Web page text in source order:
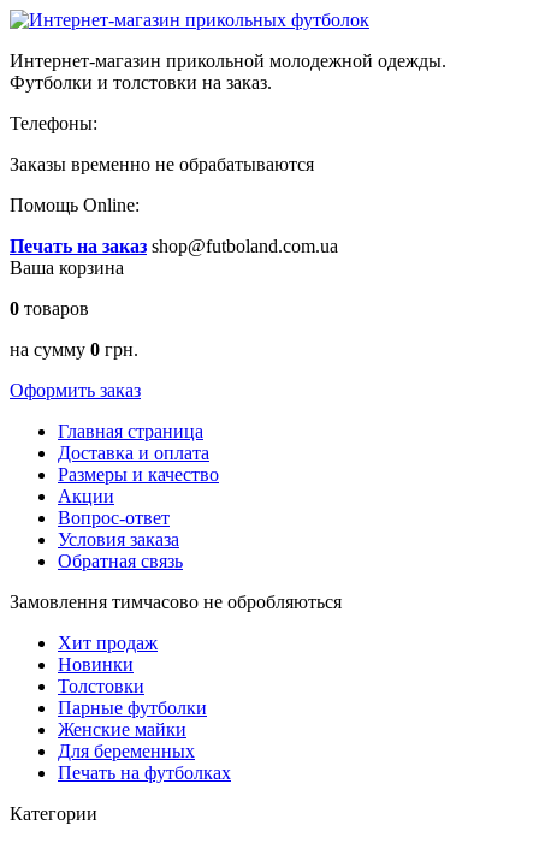
Интернет-магазин прикольной молодежной одежды.
Футболки и толстовки на заказ.
Телефоны:
Заказы временно не обрабатываются
Помощь Online:
Печать на заказ shop@futboland.com.ua
Ваша корзина
0 товаров
на сумму 0 грн.
Оформить заказ
Главная страница
Доставка и оплата
Размеры и качество
Акции
Вопрос-ответ
Условия заказа
Обратная связь
Замовлення тимчасово не обробляються
Хит продаж
Новинки
Толстовки
Парные футболки
Женские майки
Для беременных
Печать на футболках
Категории